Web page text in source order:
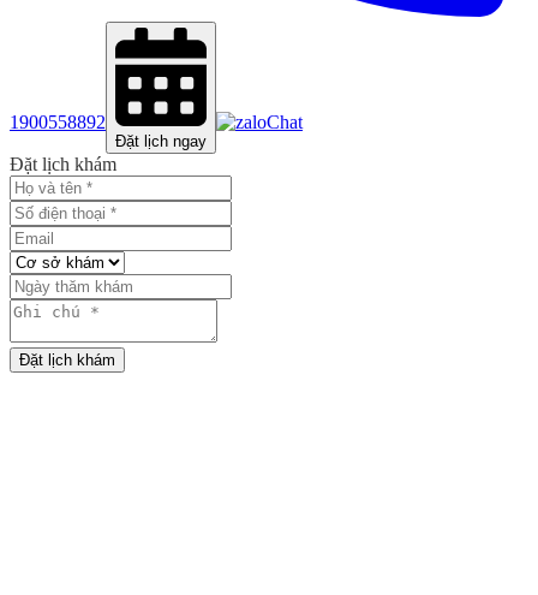
1900558892
Đặt lịch ngay
Chat
Đặt lịch khám
Đặt lịch khám